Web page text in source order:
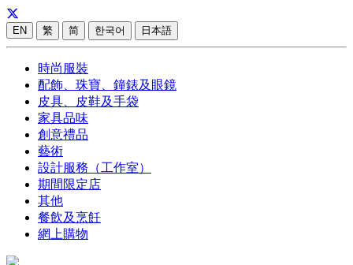
EN 繁 简 한국어 日本語
時尚服裝
配飾、珠寶、鐘錶及眼鏡
皮具、皮鞋及手袋
家具品味
創意禮品
藝術
設計服務（工作室）
期間限定店
其他
餐飲及烹飪
網上購物